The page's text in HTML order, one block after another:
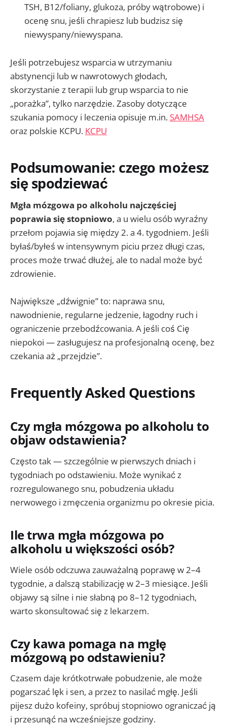
TSH, B12/foliany, glukoza, próby wątrobowe) i
ocenę snu, jeśli chrapiesz lub budzisz się
niewyspany/niewyspana.
Jeśli potrzebujesz wsparcia w utrzymaniu
abstynencji lub w nawrotowych głodach,
skorzystanie z terapii lub grup wsparcia to nie
„porażka”, tylko narzędzie. Zasoby dotyczące
szukania pomocy i leczenia opisuje m.in. SAMHSA
oraz polskie KCPU. KCPU
Podsumowanie: czego możesz
się spodziewać
Mgła mózgowa po alkoholu najczęściej
poprawia się stopniowo, a u wielu osób wyraźny
przełom pojawia się między 2. a 4. tygodniem. Jeśli
byłaś/byłeś w intensywnym piciu przez długi czas,
proces może trwać dłużej, ale to nadal może być
zdrowienie.
Największe „dźwignie” to: naprawa snu,
nawodnienie, regularne jedzenie, łagodny ruch i
ograniczenie przebodźcowania. A jeśli coś Cię
niepokoi — zasługujesz na profesjonalną ocenę, bez
czekania aż „przejdzie”.
Frequently Asked Questions
Czy mgła mózgowa po alkoholu to
objaw odstawienia?
Często tak — szczególnie w pierwszych dniach i
tygodniach po odstawieniu. Może wynikać z
rozregulowanego snu, pobudzenia układu
nerwowego i zmęczenia organizmu po okresie picia.
Ile trwa mgła mózgowa po
alkoholu u większości osób?
Wiele osób odczuwa zauważalną poprawę w 2–4
tygodnie, a dalszą stabilizację w 2–3 miesiące. Jeśli
objawy są silne i nie słabną po 8–12 tygodniach,
warto skonsultować się z lekarzem.
Czy kawa pomaga na mgłę
mózgową po odstawieniu?
Czasem daje krótkotrwałe pobudzenie, ale może
pogarszać lęk i sen, a przez to nasilać mgłę. Jeśli
pijesz dużo kofeiny, spróbuj stopniowo ograniczać ją
i przesunąć na wcześniejsze godziny.